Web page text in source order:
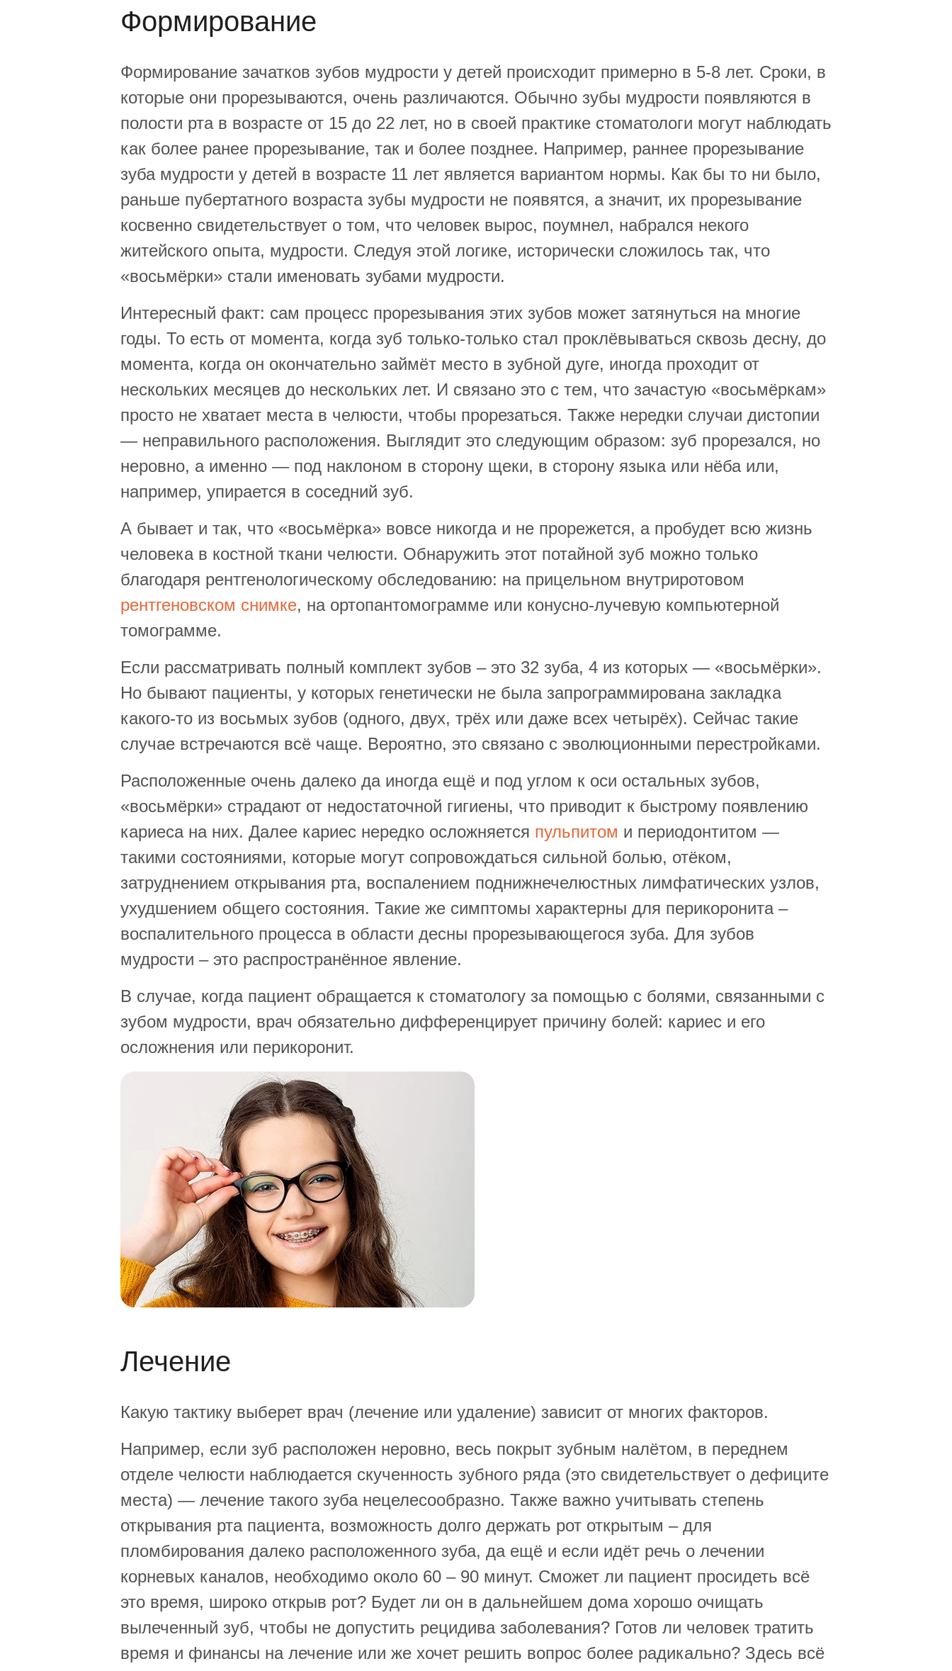
Формирование
Формирование зачатков зубов мудрости у детей происходит примерно в 5-8 лет. Сроки, в
которые они прорезываются, очень различаются. Обычно зубы мудрости появляются в
полости рта в возрасте от 15 до 22 лет, но в своей практике стоматологи могут наблюдать
как более ранее прорезывание, так и более позднее. Например, раннее прорезывание
зуба мудрости у детей в возрасте 11 лет является вариантом нормы. Как бы то ни было,
раньше пубертатного возраста зубы мудрости не появятся, а значит, их прорезывание
косвенно свидетельствует о том, что человек вырос, поумнел, набрался некого
житейского опыта, мудрости. Следуя этой логике, исторически сложилось так, что
«восьмёрки» стали именовать зубами мудрости.
Интересный факт: сам процесс прорезывания этих зубов может затянуться на многие
годы. То есть от момента, когда зуб только-только стал проклёвываться сквозь десну, до
момента, когда он окончательно займёт место в зубной дуге, иногда проходит от
нескольких месяцев до нескольких лет. И связано это с тем, что зачастую «восьмёркам»
просто не хватает места в челюсти, чтобы прорезаться. Также нередки случаи дистопии
— неправильного расположения. Выглядит это следующим образом: зуб прорезался, но
неровно, а именно — под наклоном в сторону щеки, в сторону языка или нёба или,
например, упирается в соседний зуб.
А бывает и так, что «восьмёрка» вовсе никогда и не прорежется, а пробудет всю жизнь
человека в костной ткани челюсти. Обнаружить этот потайной зуб можно только
благодаря рентгенологическому обследованию: на прицельном внутриротовом
рентгеновском снимке, на ортопантомограмме или конусно-лучевую компьютерной
томограмме.
Если рассматривать полный комплект зубов – это 32 зуба, 4 из которых — «восьмёрки».
Но бывают пациенты, у которых генетически не была запрограммирована закладка
какого-то из восьмых зубов (одного, двух, трёх или даже всех четырёх). Сейчас такие
случае встречаются всё чаще. Вероятно, это связано с эволюционными перестройками.
Расположенные очень далеко да иногда ещё и под углом к оси остальных зубов,
«восьмёрки» страдают от недостаточной гигиены, что приводит к быстрому появлению
кариеса на них. Далее кариес нередко осложняется пульпитом и периодонтитом —
такими состояниями, которые могут сопровождаться сильной болью, отёком,
затруднением открывания рта, воспалением поднижнечелюстных лимфатических узлов,
ухудшением общего состояния. Такие же симптомы характерны для перикоронита –
воспалительного процесса в области десны прорезывающегося зуба. Для зубов
мудрости – это распространённое явление.
В случае, когда пациент обращается к стоматологу за помощью с болями, связанными с
зубом мудрости, врач обязательно дифференцирует причину болей: кариес и его
осложнения или перикоронит.
Лечение
Какую тактику выберет врач (лечение или удаление) зависит от многих факторов.
Например, если зуб расположен неровно, весь покрыт зубным налётом, в переднем
отделе челюсти наблюдается скученность зубного ряда (это свидетельствует о дефиците
места) — лечение такого зуба нецелесообразно. Также важно учитывать степень
открывания рта пациента, возможность долго держать рот открытым – для
пломбирования далеко расположенного зуба, да ещё и если идёт речь о лечении
корневых каналов, необходимо около 60 – 90 минут. Сможет ли пациент просидеть всё
это время, широко открыв рот? Будет ли он в дальнейшем дома хорошо очищать
вылеченный зуб, чтобы не допустить рецидива заболевания? Готов ли человек тратить
время и финансы на лечение или же хочет решить вопрос более радикально? Здесь всё